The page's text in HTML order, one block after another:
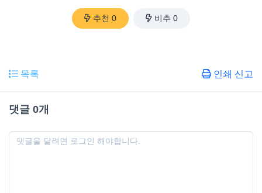
추천 0 비추 0
목록 인쇄 신고
댓글 0개